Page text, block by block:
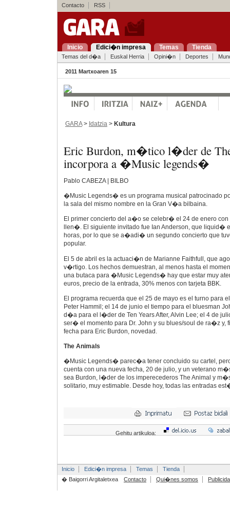
Contacto RSS
Inicio Edici�n impresa Temas Tienda
Temas del d�a Euskal Herria Opini�n Deportes
2011 Martxoaren 15
GARA> Idatzia > Kultura
Eric Burdon, m�tico l�der de
incorpora a �Music legends�
Pablo CABEZA | BILBO
�Music Legends� es un programa musical patrocinado
la sala del mismo nombre en la Gran V�a bilbaina.
El primer concierto del a�o se celebr� el 24 de enero con
llen�. El siguiente invitado fue Ian Anderson, que liquid�
horas, por lo que se a�adi� un segundo concierto que
popular.
El 5 de abril es la actuaci�n de Marianne Faithfull, que
v�rtigo. Los hechos demuestran, al menos hasta el
una butaca para �Music Legends� hay que estar muy
euros, precio de la entrada, 30% menos con tarjeta BBK.
El programa recuerda que el 25 de mayo es el turno para
Peter Hammil; el 14 de junio el tiempo para el bluesman
d�a para el l�der de Ten Years After, Alvin Lee; el 4 de
ser� el momento para Dr. John y su blues/soul de ra�z y,
fecha para Eric Burdon, novedad.
The Animals
�Music Legends� parec�a tener concluido su cartel,
cuenta con una nueva fecha, 20 de julio, y un veterano
sea Burdon, l�der de los imperecederos The Animal y
solitario, muy estimable. Desde hoy, todas las entradas
Gehitu artikuloa:
Inicio Edici�n impresa Temas
Tienda
� Baigorri Argitaletxea
Contacto Qui�nes somos